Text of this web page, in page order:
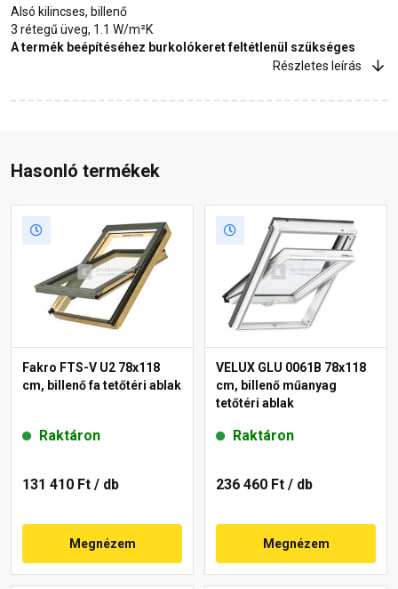
Alsó kilincses, billenő
3 rétegű üveg, 1.1 W/m²K
A termék beépítéséhez burkolókeret feltétlenül szükséges
Részletes leírás
Hasonló termékek
Fakro FTS-V U2 78x118
cm, billenő fa tetőtéri ablak
Raktáron
131 410 Ft / db
Megnézem
VELUX GLU 0061B 78x118
cm, billenő műanyag
tetőtéri ablak
Raktáron
236 460 Ft / db
Megnézem